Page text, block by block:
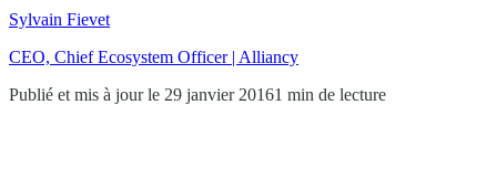
Sylvain Fievet
CEO, Chief Ecosystem Officer | Alliancy
Publié et mis à jour le 29 janvier 20161 min de lecture